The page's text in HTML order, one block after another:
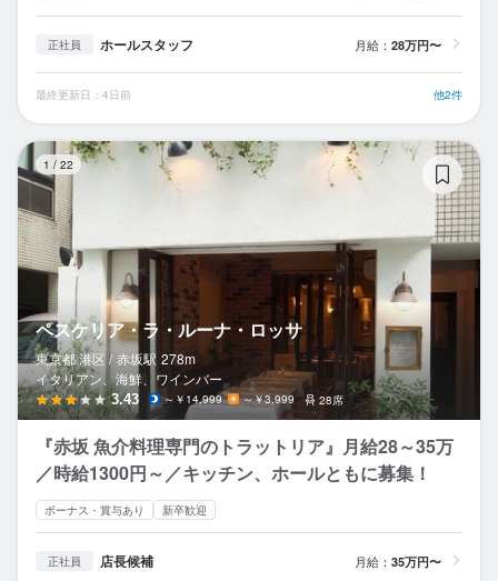
正社員 ホールスタッフ 月給： 28万円〜
最終更新日：4日前 他2件
1 / 22
ペスケリア・ラ・ルーナ・ロッサ
東京都 港区 / 赤坂駅 278m
イタリアン、海鮮、ワインバー
3.43 ～￥14,999 ～￥3,999 28席
『赤坂 魚介料理専門のトラットリア』月給28～35万
／時給1300円～／キッチン、ホールともに募集！
ボーナス・賞与あり 新卒歓迎
正社員 店長候補 月給： 35万円〜